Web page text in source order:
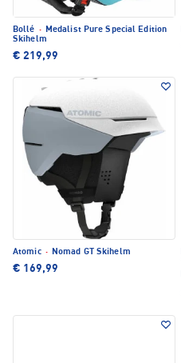
Bollé · Medalist Pure Special Edition
Skihelm
€ 219,99
Atomic · Nomad GT Skihelm
€ 169,99